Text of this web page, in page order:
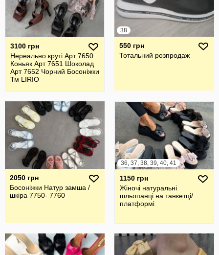
3100 грн
Нереально круті Арт 7650
Коньяк Арт 7651 Шоколад
Арт 7652 Чорний Босоніжки
Тм LIRIO
38
550 грн
Тотальний розпродаж
2050 грн
Босоніжки Натур замша /
шкіра 7750- 7760
36, 37, 38, 39, 40, 41
1150 грн
Жіночі натуральні
шльопанці на танкетці/
платформі